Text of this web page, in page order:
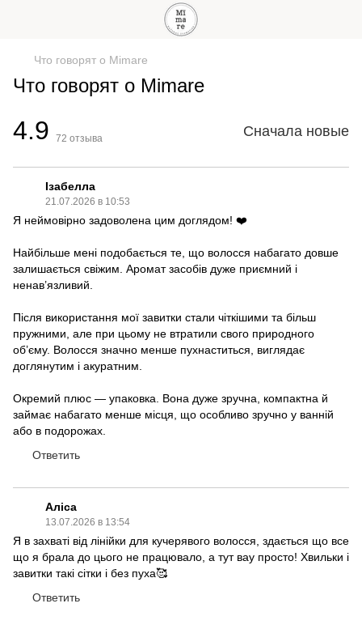
Что говорят о Mimare
Что говорят о Mimare
4.9 72 отзыва Сначала новые
Ізабелла
21.07.2026 в 10:53
Я неймовірно задоволена цим доглядом! ❤️
Найбільше мені подобається те, що волосся набагато довше
залишається свіжим. Аромат засобів дуже приємний і
ненав’язливий.
Після використання мої завитки стали чіткішими та більш
пружними, але при цьому не втратили свого природного
об’єму. Волосся значно менше пухнаститься, виглядає
доглянутим і акуратним.
Окремий плюс — упаковка. Вона дуже зручна, компактна й
займає набагато менше місця, що особливо зручно у ванній
або в подорожах.
Ответить
Аліса
13.07.2026 в 13:54
Я в захваті від лінійки для кучерявого волосся, здається що все
що я брала до цього не працювало, а тут вау просто! Хвильки і
завитки такі сітки і без пуха🥰
Ответить